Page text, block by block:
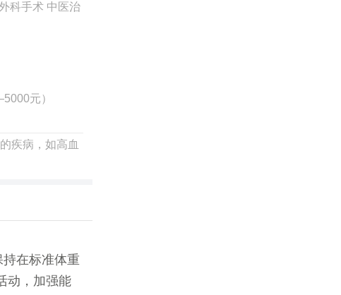
科手术 中医治
元）
疾病，如高血
在标准体重
动，加强能